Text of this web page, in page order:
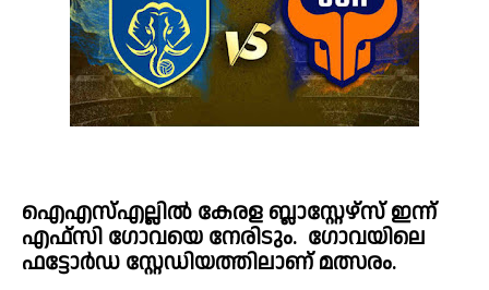
ഐഎസ്എല്ലിൽ കേരള ബ്ലാസ്റ്റേഴ്‌സ് ഇന്ന്
എഫ്‌സി ഗോവയെ നേരിടും.  ഗോവയിലെ
ഫട്ടോർഡ സ്റ്റേഡിയത്തിലാണ് മത്സരം.